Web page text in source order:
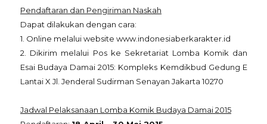
Pendaftaran dan Pengiriman Naskah
Dapat dilakukan dengan cara:
1. Online melalui website www.indonesiaberkarakter.id
2. Dikirim melalui Pos ke Sekretariat Lomba Komik dan
Esai Budaya Damai 2015: Kompleks Kemdikbud Gedung E
Lantai X Jl. Jenderal Sudirman Senayan Jakarta 10270
Jadwal Pelaksanaan Lomba Komik Budaya Damai 2015